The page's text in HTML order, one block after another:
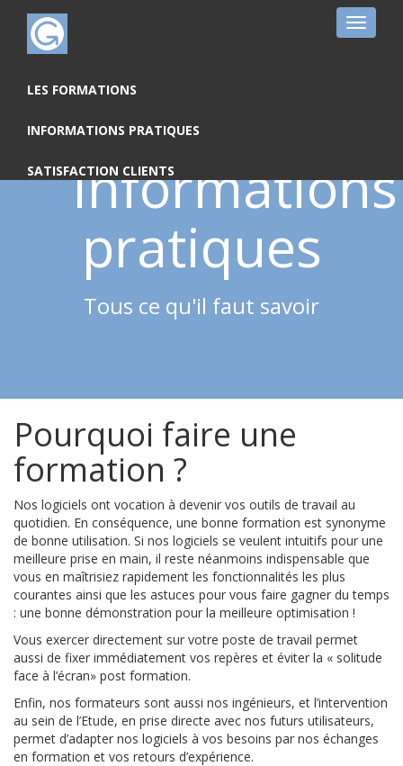
Toggle
LES FORMATIONS
INFORMATIONS PRATIQUES
SATISFACTION CLIENTS
Informations
pratiques
Tous ce qu'il faut savoir
Pourquoi faire une
formation ?
Nos logiciels ont vocation à devenir vos outils de travail au
quotidien. En conséquence, une bonne formation est synonyme
de bonne utilisation. Si nos logiciels se veulent intuitifs pour une
meilleure prise en main, il reste néanmoins indispensable que
vous en maîtrisiez rapidement les fonctionnalités les plus
courantes ainsi que les astuces pour vous faire gagner du temps
: une bonne démonstration pour la meilleure optimisation !
Vous exercer directement sur votre poste de travail permet
aussi de fixer immédiatement vos repères et éviter la « solitude
face à l’écran» post formation.
Enfin, nos formateurs sont aussi nos ingénieurs, et l’intervention
au sein de l’Etude, en prise directe avec nos futurs utilisateurs,
permet d’adapter nos logiciels à vos besoins par nos échanges
en formation et vos retours d’expérience.